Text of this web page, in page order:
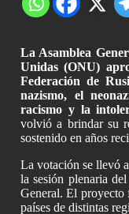
La Asamblea
Unidas (ONU)
Federación de
nazismo, el
racismo y la
volvió a brindar su
sostenido en años
La votación se llevó
la sesión plenaria
General. El proyecto
países de distintas